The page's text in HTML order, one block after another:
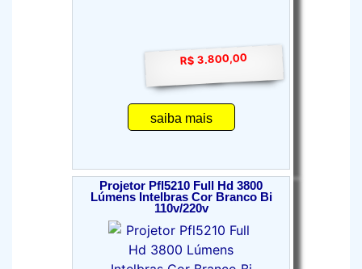
R$ 3.800,00
saiba mais
Projetor Pfl5210 Full Hd 3800
Lúmens Intelbras Cor Branco Bi
110v/220v